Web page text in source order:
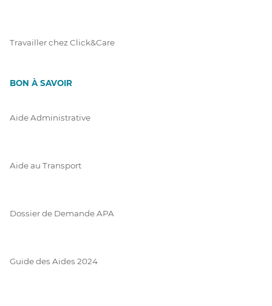
Travailler chez Click&Care
BON À SAVOIR
Aide Administrative
Aide au Transport
Dossier de Demande APA
Guide des Aides 2024